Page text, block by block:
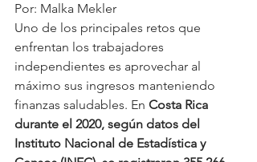
Por: Malka Mekler
Uno de los principales retos que
enfrentan los trabajadores
independientes es aprovechar al
máximo sus ingresos manteniendo
finanzas saludables. En Costa Rica
durante el 2020, según datos del
Instituto Nacional de Estadística y